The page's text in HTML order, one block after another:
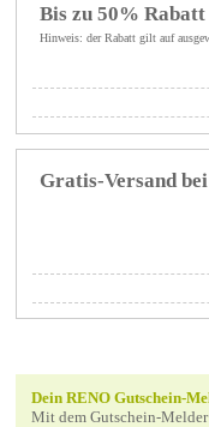
Bis zu 50%
Hinweis: der Rabatt gilt auf
Gratis-Versand
Dein RENO Gutschein-
Mit dem Gutschein-